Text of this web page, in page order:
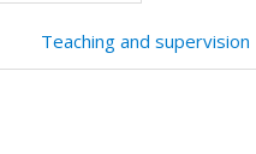
Teaching and supervision